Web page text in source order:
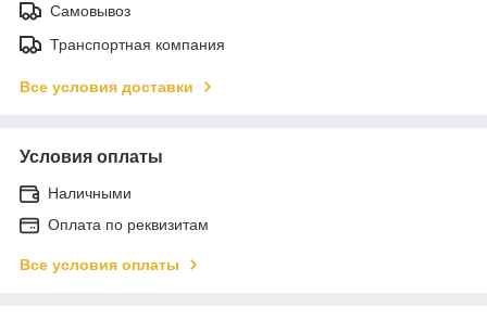
Самовывоз
Транспортная компания
Все условия доставки
Условия оплаты
Наличными
Оплата по реквизитам
Все условия оплаты